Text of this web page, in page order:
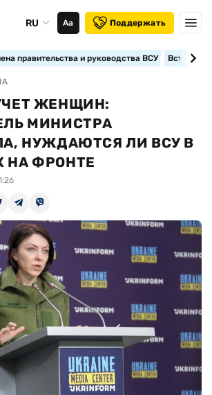
RU Аа Поддержать
правительства и руководства ВСУ
ЖЕНЩИН:
МИНИСТРА
НУЖДАЮТСЯ ЛИ ВСУ В
ФРОНТЕ